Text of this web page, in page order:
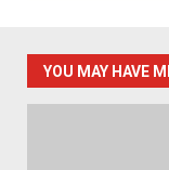
YOU MAY HAVE